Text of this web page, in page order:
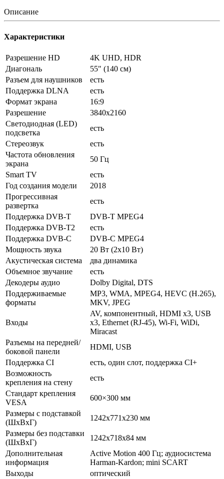
Описание
Характеристики
Разрешение HD
4K UHD, HDR
Диагональ
55" (140 см)
Разъем для наушников
есть
Поддержка DLNA
есть
Формат экрана
16:9
Разрешение
3840x2160
Светодиодная (LED)
подсветка
есть
Стереозвук
есть
Частота обновления
экрана
50 Гц
Smart TV
есть
Год создания модели
2018
Прогрессивная
развертка
есть
Поддержка DVB-T
DVB-T MPEG4
Поддержка DVB-T2
есть
Поддержка DVB-C
DVB-C MPEG4
Мощность звука
20 Вт (2х10 Вт)
Акустическая система
два динамика
Объемное звучание
есть
Декодеры аудио
Dolby Digital, DTS
Поддерживаемые
форматы
MP3, WMA, MPEG4, HEVC (H.265),
MKV, JPEG
Входы
AV, компонентный, HDMI x3, USB
x3, Ethernet (RJ-45), Wi-Fi, WiDi,
Miracast
Разъемы на передней/
боковой панели
HDMI, USB
Поддержка CI
есть, один слот, поддержка CI+
Возможность
крепления на стену
есть
Стандарт крепления
VESA
600×300 мм
Размеры с подставкой
(ШxВxГ)
1242x771x230 мм
Размеры без подставки
(ШxВxГ)
1242x718x84 мм
Дополнительная
информация
Active Motion 400 Гц; аудиосистема
Harman-Kardon; mini SCART
Выходы
оптический